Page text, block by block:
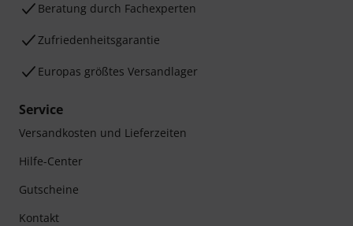
Beratung durch Fachexperten
Zufriedenheitsgarantie
Europas größtes Versandlager
Service
Versandkosten und Lieferzeiten
Hilfe-Center
Gutscheine
Kontakt